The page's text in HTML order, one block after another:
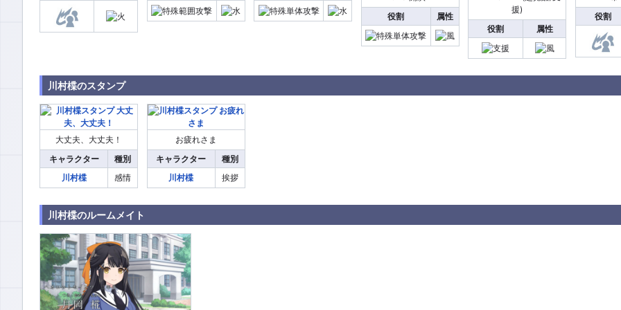
役割
属性
援)
役割
属性
役割
川村楪のスタンプ
大丈夫、大丈夫！
キャラクター
種別
川村楪
感情
お疲れさま
キャラクター
種別
川村楪
挨拶
川村楪のルームメイト